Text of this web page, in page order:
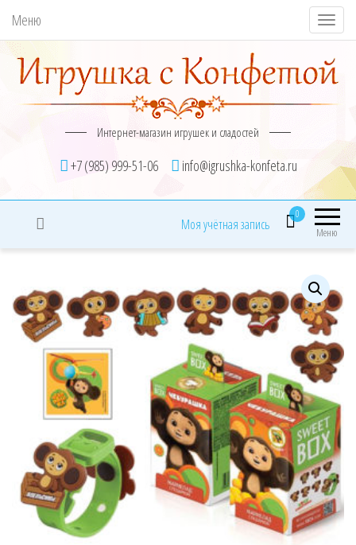
Меню
П
о
к
ь
/
С
ы
т
ь
н
а
в
и
г
а
ц
и
Интернет-магазин игрушек и сладостей
+7 (985) 999-51-06 info@igrushka-konfeta.ru
Меню
0
Моя учётная запись